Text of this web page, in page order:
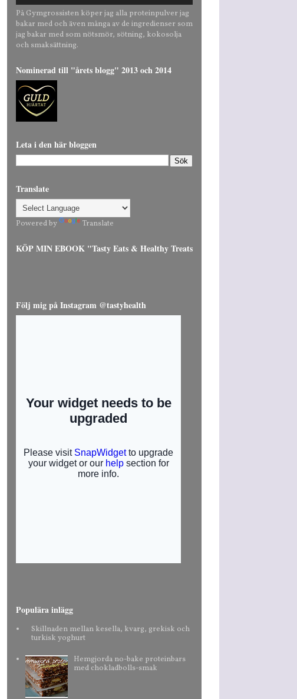
På Gymgrossisten köper jag alla proteinpulver jag
bakar med och även många av de ingredienser som
jag bakar med som nötsmör, sötning, kokosolja
och smaksättning.
Nominerad till "årets blogg" 2013 och 2014
Leta i den här bloggen
Translate
Powered by Translate
KÖP MIN EBOOK "Tasty Eats & Healthy Treats
Följ mig på Instagram @tastyhealth
Populära inlägg
Skillnaden mellan kesella, kvarg, grekisk och
turkisk yoghurt
Hemgjorda no-bake proteinbars
med chokladbolls-smak